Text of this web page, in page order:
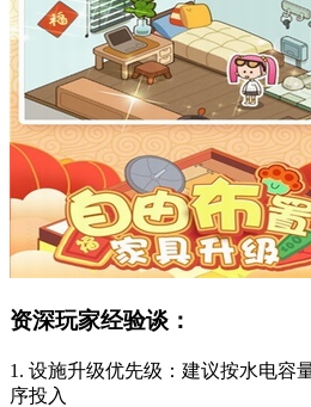
资深玩家经验谈：
1. 设施升级优先级：建议按水电容
序投入